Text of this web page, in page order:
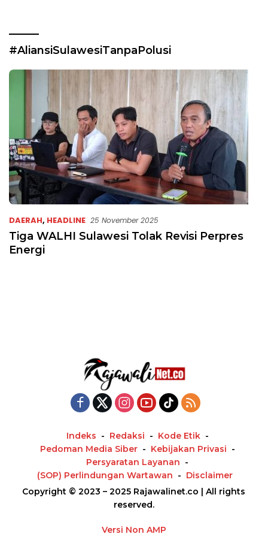
#AliansiSulawesiTanpaPolusi
DAERAH, HEADLINE 25 November 2025
Tiga WALHI Sulawesi Tolak Revisi Perpres
Energi
Indeks Redaksi
Kode Etik
Pedoman Media Siber
Kebijakan Privasi
Persyaratan Layanan
(SOP) Perlindungan Wartawan
Disclaimer
Copyright © 2023 – 2025 Rajawalinet.co | All rights
reserved.
Versi Non AMP